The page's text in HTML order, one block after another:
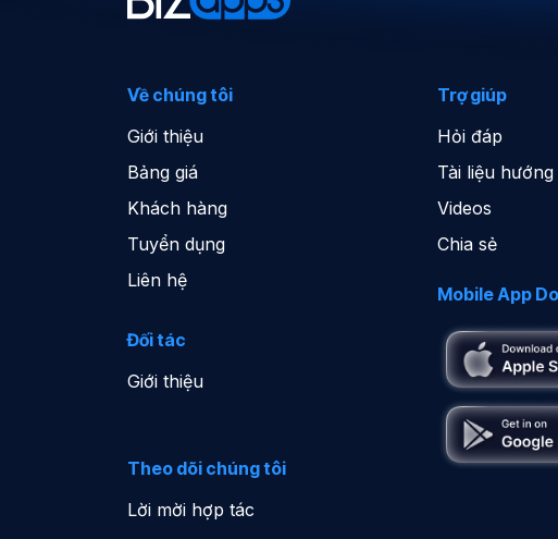
Về chúng tôi
Giới thiệu
Bảng giá
Khách hàng
Tuyển dụng
Liên hệ
Đối tác
Giới thiệu
Theo dõi chúng tôi
Lời mời hợp tác
Trợ giúp
Hỏi đáp
Tài liệu hướng
Videos
Chia sẻ
Mobile App